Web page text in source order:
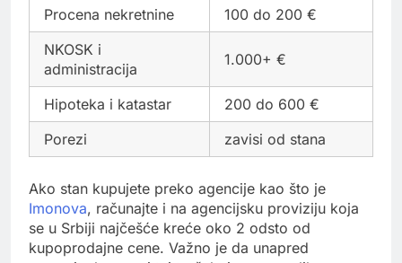
Procena nekretnine
100 do 200 €
NKOSK i
administracija
1.000+ €
Hipoteka i katastar
200 do 600 €
Porezi
zavisi od stana
Ako stan kupujete preko agencije kao što je
Imonova, računajte i na agencijsku proviziju koja
se u Srbiji najčešće kreće oko 2 odsto od
kupoprodajne cene. Važno je da unapred